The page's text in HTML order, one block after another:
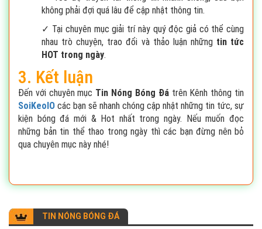
không phải đợi quá lâu để cập nhật thông tin.
✓ Tại chuyên mục giải trí này quý độc giả có thể cùng
nhau trò chuyện, trao đổi và thảo luận những tin tức
HOT trong ngày.
3. Kết luận
Đến với chuyên mục Tin Nóng Bóng Đá trên Kênh thông tin
SoiKeoIO các bạn sẽ nhanh chóng cập nhật những tin tức, sự
kiện bóng đá mới & Hot nhất trong ngày. Nếu muốn đọc
những bản tin thể thao trong ngày thì các bạn đừng nên bỏ
qua chuyên mục này nhé!
TIN NÓNG BÓNG ĐÁ